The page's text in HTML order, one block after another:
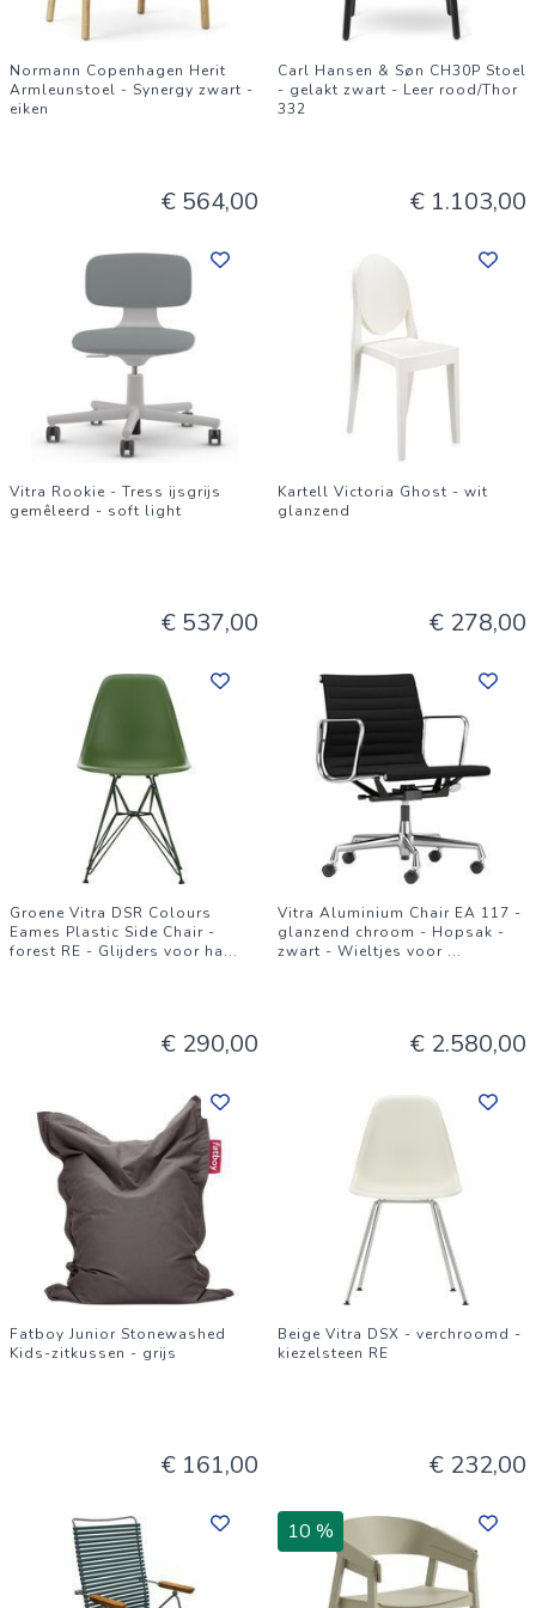
Normann Copenhagen Herit
Armleunstoel - Synergy zwart -
eiken
€ 564,00
Carl Hansen & Søn CH30P Stoel
- gelakt zwart - Leer rood/Thor
332
€ 1.103,00
Vitra Rookie - Tress ijsgrijs
gemêleerd - soft light
€ 537,00
Kartell Victoria Ghost - wit
glanzend
€ 278,00
Groene Vitra DSR Colours
Eames Plastic Side Chair -
forest RE - Glijders voor ha...
€ 290,00
Vitra Aluminium Chair EA 117 -
glanzend chroom - Hopsak -
zwart - Wieltjes voor ...
€ 2.580,00
Fatboy Junior Stonewashed
Kids-zitkussen - grijs
€ 161,00
Beige Vitra DSX - verchroomd -
kiezelsteen RE
€ 232,00
10 %